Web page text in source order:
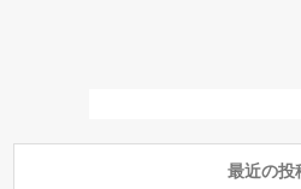
最近の投